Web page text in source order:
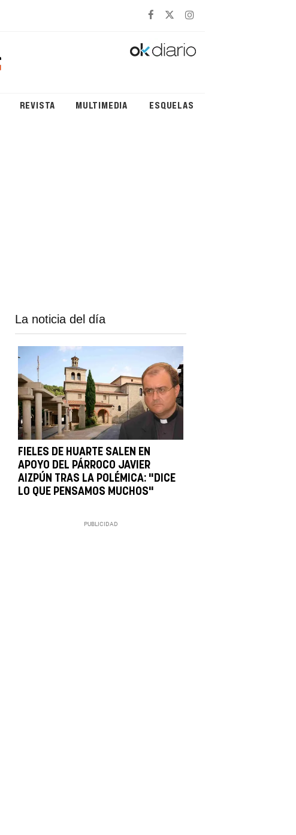
REVISTA MULTIMEDIA ESQUELAS
La noticia del día
FIELES DE HUARTE SALEN EN
APOYO DEL PÁRROCO JAVIER
AIZPÚN TRAS LA POLÉMICA: "DICE
LO QUE PENSAMOS MUCHOS"